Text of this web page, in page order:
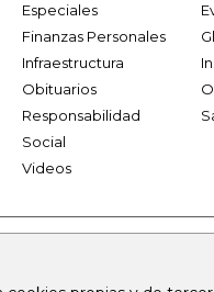
Especiales
Finanzas Personales
Infraestructura
Obituarios
Responsabilidad
Social
Videos